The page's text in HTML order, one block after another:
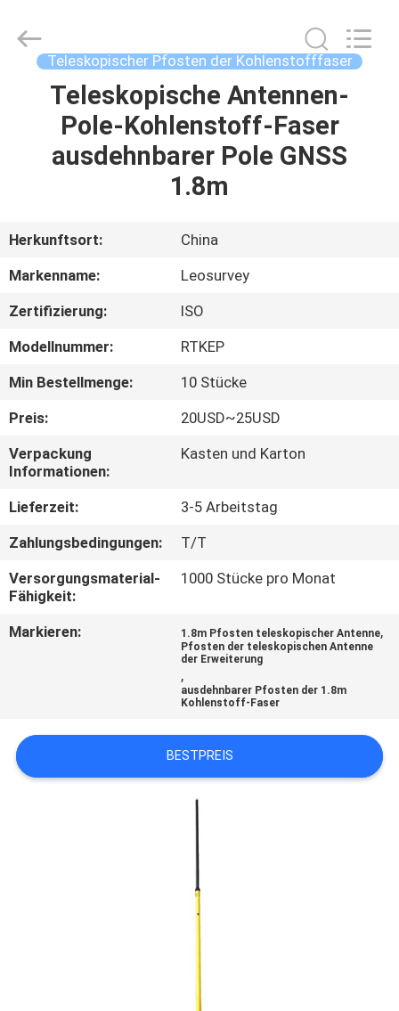
HAUS
PRODUKTE
UNS
AUSFLUG
QUALITÄTSKONTROLLE
TRETEN
SIE
MIT
UNS
VERBINDUNG
ZITAT
Co.,Ltd.
Teleskopischer Pfosten der Kohlenstofffaser
Teleskopische Antennen-
Pole-Kohlenstoff-Faser
ausdehnbarer Pole GNSS
1.8m
Herkunftsort:
China
Markenname:
Leosurvey
Zertifizierung:
ISO
Modellnummer:
RTKEP
Min Bestellmenge:
10 Stücke
Preis:
20USD~25USD
Verpackung
Informationen:
Kasten und Karton
Lieferzeit:
3-5 Arbeitstag
Zahlungsbedingungen:
T/T
Versorgungsmaterial-
Fähigkeit:
1000 Stücke pro Monat
Markieren: 1.8m Pfosten teleskopischer Antenne,
Pfosten der teleskopischen Antenne
der Erweiterung
,
ausdehnbarer Pfosten der 1.8m
Kohlenstoff-Faser
BESTPREIS